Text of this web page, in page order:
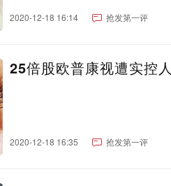
2020-12-18 16:14 抢发第一评
25倍股欧普康视遭实控
2020-12-18 16:35 抢发第一评